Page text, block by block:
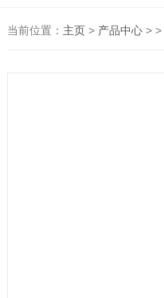
当前位置： 主页> 产品中心> >